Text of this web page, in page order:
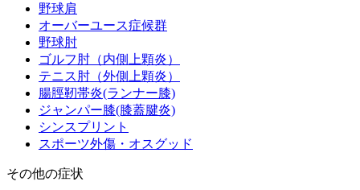
野球肩
オーバーユース症候群
野球肘
ゴルフ肘（内側上顆炎）
テニス肘（外側上顆炎）
腸脛靭帯炎(ランナー膝)
ジャンパー膝(膝蓋腱炎)
シンスプリント
スポーツ外傷・オスグッド
その他の症状